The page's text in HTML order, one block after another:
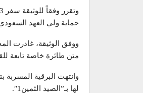
حماية ولي العهد
متن طائرة خاصة تابعة
وانتهت البرقية
لها بـ”الصيد الثمين1″.